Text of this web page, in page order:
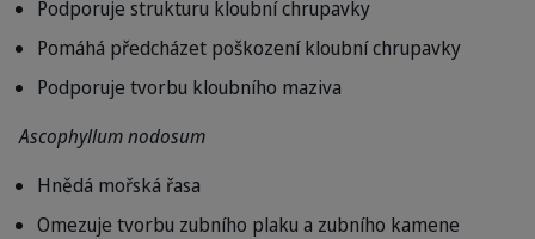
Podporuje strukturu kloubní chrupavky
Pomáhá předcházet poškození kloubní chrupavky
Podporuje tvorbu kloubního maziva
Ascophyllum nodosum
Hnědá mořská řasa
Omezuje tvorbu zubního plaku a zubního kamene